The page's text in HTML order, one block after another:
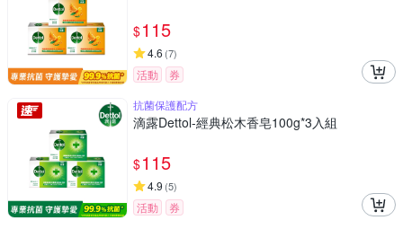
$115
4.6 (7)
活動
券
抗菌保護配方
滴露Dettol-經典松木香皂100g*3入組
$115
4.9 (5)
活動
券